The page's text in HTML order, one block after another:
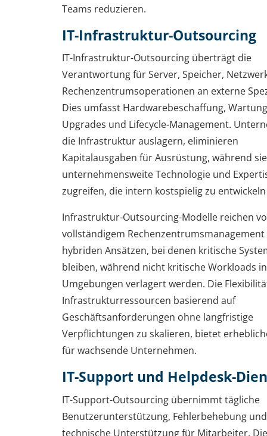
Teams reduzieren.
IT-Infrastruktur-Outsourcing
IT-Infrastruktur-Outsourcing überträgt die
Verantwortung für Server, Speicher,
Rechenzentrumsoperationen an externe
Dies umfasst Hardwarebeschaffung,
Upgrades und Lifecycle-Management.
die Infrastruktur auslagern, eliminieren
Kapitalausgaben für Ausrüstung, während
unternehmensweite Technologie und
zugreifen, die intern kostspielig zu
Infrastruktur-Outsourcing-Modelle reichen
vollständigem
hybriden Ansätzen, bei denen kritische
bleiben, während nicht kritische Workloads
Umgebungen verlagert werden. Die
Infrastrukturressourcen basierend auf
Geschäftsanforderungen ohne langfristige
Verpflichtungen zu skalieren, bietet
für wachsende Unternehmen.
IT-Support und Helpdesk-
IT-Support-Outsourcing übernimmt tägliche
Benutzerunterstützung, Fehlerbehebung und
technische Unterstützung für Mitarbeiter.